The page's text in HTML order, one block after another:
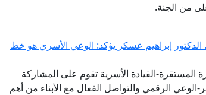
من الجنة.
إبراهيم عسكر يؤكد: الوعي الأسري هو خط
المستقرة-القيادة الأسرية تقوم على المشاركة
الوعي الرقمي والتواصل الفعال مع الأبناء من أهم